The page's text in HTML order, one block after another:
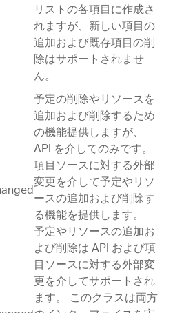
リストの各項目に作成さ
れますが、新しい項目の
追加および既存項目の削
除はサポートされませ
ん。
予定の削除やリソースを
追加および削除するため
の機能提供しますが、
API を介してのみです。
項目ソースに対する外部
変更を介して予定やリソ
ースの追加および削除す
る機能を提供します。
予定やリソースの追加お
よび削除は API および項
目ソースに対する外部変
更を介してサポートされ
ます。 このクラスは両方